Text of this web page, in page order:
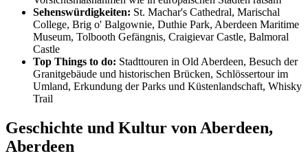
Sehenswürdigkeiten: St. Machar's Cathedral, Marischal
College, Brig o' Balgownie, Duthie Park, Aberdeen Maritime
Museum, Tolbooth Gefängnis, Craigievar Castle, Balmoral
Castle
Top Things to do: Stadttouren in Old Aberdeen, Besuch der
Granitgebäude und historischen Brücken, Schlössertour im
Umland, Erkundung der Parks und Küstenlandschaft, Whisky
Trail
Geschichte und Kultur von Aberdeen,
Aberdeen